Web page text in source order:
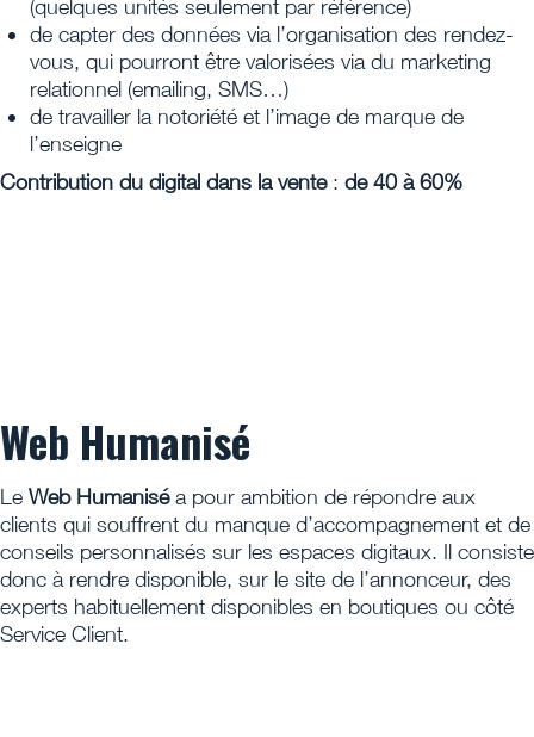
(quelques unités seulement par référence)
de capter des données via l’organisation des rendez-
vous, qui pourront être valorisées via du marketing
relationnel (emailing, SMS…)
de travailler la notoriété et l’image de marque de
l’enseigne
Contribution du digital dans la vente: de 40 à 60%
Web Humanisé
Le Web Humaniséa pour ambition de répondre aux
clients qui souffrent du manque d’accompagnement et de
conseils personnalisés sur les espaces digitaux. Il consiste
donc à rendre disponible, sur le site de l’annonceur, des
experts habituellement disponibles en boutiques ou côté
Service Client.